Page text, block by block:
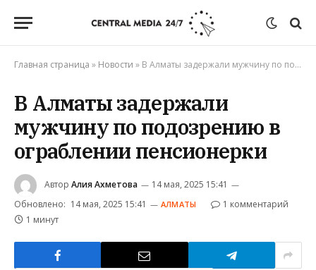
Главная страница » Новости » В Алматы задержали мужчину по подозрению в ограблении пенсионерки
В Алматы задержали
мужчину по подозрению в
ограблении пенсионерки
Автор Алия Ахметова
14 мая, 2025 15:41
Обновлено: 14 мая, 2025 15:41 АЛМАТЫ
1 комментарий
1 минут